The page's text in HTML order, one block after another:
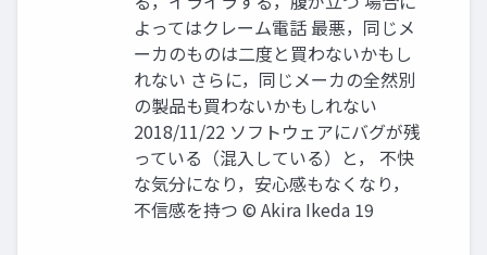
よってはクレーム電話 最悪，同じメ
ーカのものは二度と買わないかもし
れない さらに，同じメーカの全然別
の製品も買わないかもしれない
2018/11/22 ソフトウェアにバグが残
っている（混入している）と， 不快
な気分になり，安心感もなくなり，
不信感を持つ © Akira Ikeda 19